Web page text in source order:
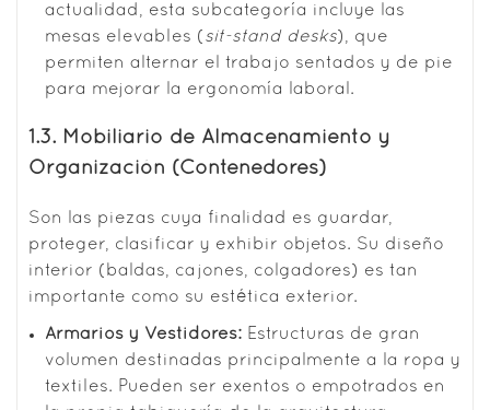
actualidad, esta subcategoría incluye las
mesas elevables ( sit-stand desks ), que
permiten alternar el trabajo sentados y de pie
para mejorar la ergonomía laboral.
1.3. Mobiliario de Almacenamiento y
Organización (Contenedores)
Son las piezas cuya finalidad es guardar,
proteger, clasificar y exhibir objetos. Su diseño
interior (baldas, cajones, colgadores) es tan
importante como su estética exterior.
Armarios y Vestidores: Estructuras de gran
volumen destinadas principalmente a la ropa y
textiles. Pueden ser exentos o empotrados en